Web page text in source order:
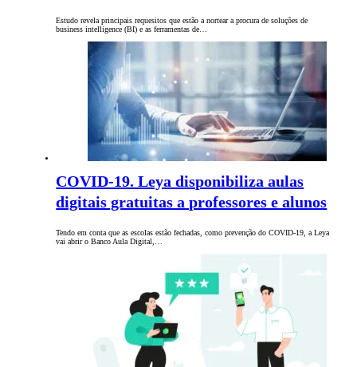
Estudo revela principais requesitos que estão a nortear a procura de soluções de
business intelligence (BI) e as ferramentas de…
COVID-19. Leya disponibiliza aulas
digitais gratuitas a professores e alunos
Tendo em conta que as escolas estão fechadas, como prevenção do COVID-19, a Leya
vai abrir o Banco Aula Digital,…